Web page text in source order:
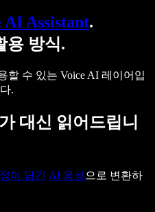
AI Assistant.
용 방식.
할 수 있는 Voice AI 레이어입
.
대신 읽어드립니
이 담긴 AI 음성 으로 변환하